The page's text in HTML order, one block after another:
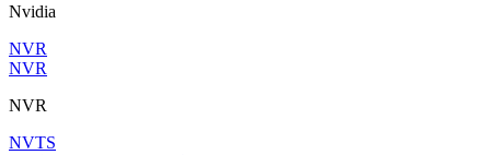
Nvidia
NVR
NVR
NVR
NVTS